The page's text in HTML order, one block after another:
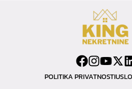
POLITIKA PRIVATNOSTI